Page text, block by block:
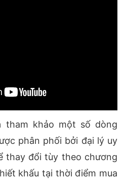
tham khảo một số dòng
phân phối bởi đại lý uy
thay đổi tùy theo chương
khấu tại thời điểm mua